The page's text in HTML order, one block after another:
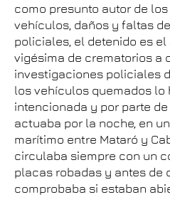
como presunto autor de
vehículos, daños y faltas
policiales, el detenido es el
vigésima de crematorios a
investigaciones policiales
los vehículos quemados lo
intencionada y por parte
actuaba por la noche, en
marítimo entre Mataró y
circulaba siempre con un
placas robadas y antes de
comprobaba si estaban